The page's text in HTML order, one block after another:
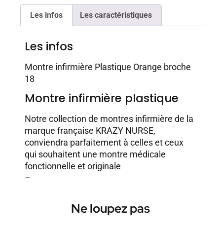
Les infos Les caractéristiques
Les infos
Montre infirmière Plastique Orange broche
18
Montre infirmière plastique
Notre collection de montres infirmière de la
marque française KRAZY NURSE,
conviendra parfaitement à celles et ceux
qui souhaitent une montre médicale
fonctionnelle et originale
–
Ne loupez pas